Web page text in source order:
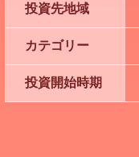
投資先地域
カテゴリー
投資開始時期